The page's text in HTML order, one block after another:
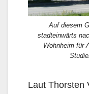
Auf diesem
stadteinwärts
Wohnheim für
Laut Thorsten